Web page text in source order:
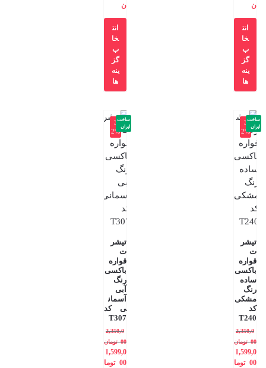
ن
انت
خا
ب
گز
ینه
ها
ن
انت
خا
ب
گز
ینه
ها
-3
2%
تیشر
ت
قواره
باکسی
ساده
رنگ
مشکی
کد
T240
2,350,0
00 تومان
1,599,0
00 توما
ساخت
ایران
-3
2%
تیشر
ت
قواره
باکسی
رنگ
آبی
آسمان
ی کد
T307
2,350,0
00 تومان
1,599,0
00 توما
ساخت
ایران